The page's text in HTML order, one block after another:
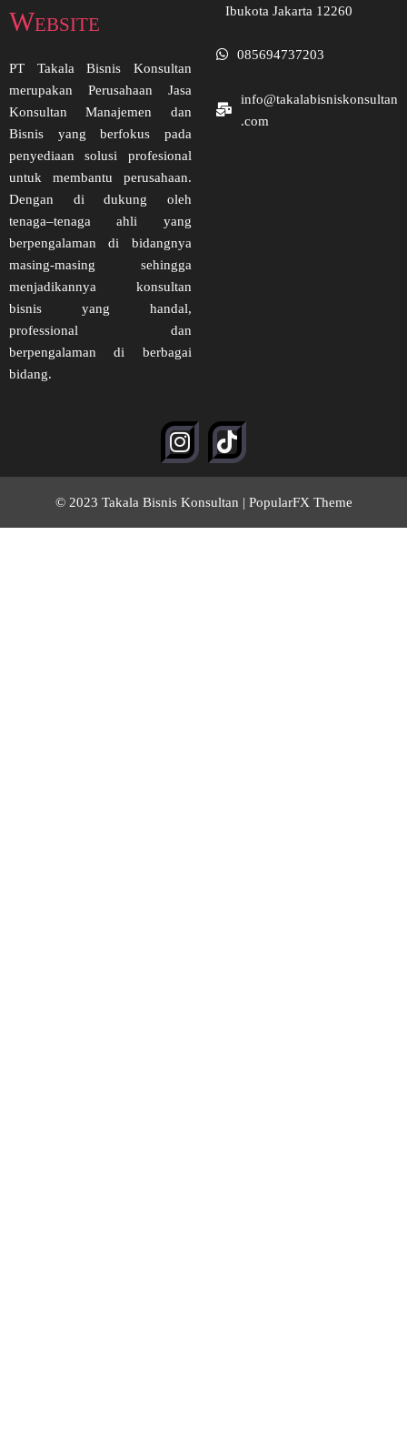
Website
PT Takala Bisnis Konsultan
merupakan Perusahaan Jasa
Konsultan Manajemen dan
Bisnis yang berfokus pada
penyediaan solusi profesional
untuk membantu perusahaan.
Dengan di dukung oleh
tenaga–tenaga ahli yang
berpengalaman di bidangnya
masing-masing sehingga
menjadikannya konsultan
bisnis yang handal,
professional dan
berpengalaman di berbagai
bidang.
Ibukota Jakarta 12260
085694737203
info@takalabisniskonsultan
.com
© 2023 Takala Bisnis Konsultan | PopularFX Theme